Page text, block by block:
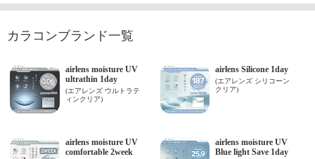
カラコンブランド一覧